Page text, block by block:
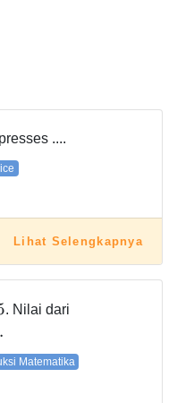
....
Lihat Selengkapnya
. Nilai dari
.
Matematika